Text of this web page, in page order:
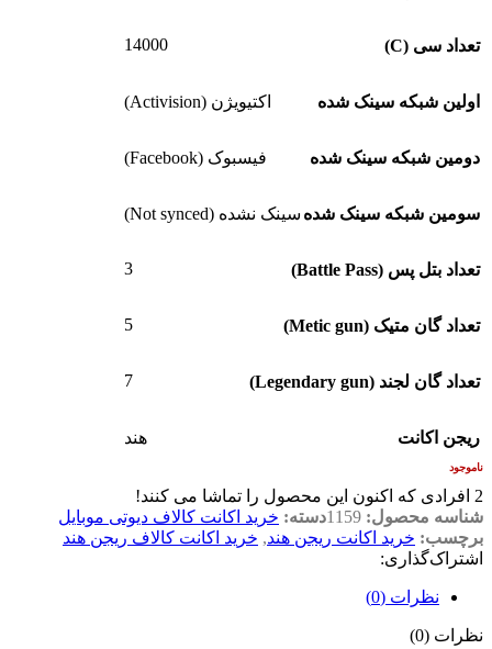
تعداد سی (C) 14000
اولین شبکه سینک شده اکتیویژن (Activision)
دومین شبکه سینک شده فیسبوک (Facebook)
سومین شبکه سینک شده سینک نشده (Not synced)
تعداد بتل پس (Battle Pass) 3
تعداد گان متیک (Metic gun) 5
تعداد گان لجند (Legendary gun) 7
ریجن اکانت هند
ناموجود
2 افرادی که اکنون این محصول را تماشا می کنند!
شناسه محصول: 1159دسته: خرید اکانت کالاف دیوتی موبایل
برچسب: خرید اکانت ریجن هند, خرید اکانت کالاف ریجن هند
اشتراک‌گذاری:
نظرات (0)
نظرات (0)